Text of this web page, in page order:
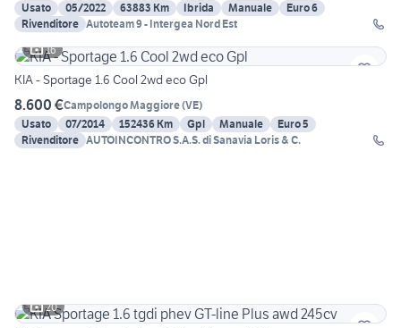
Usato
05/2022 63883 Km Ibrida Manuale
Euro 6
Rivenditore Autoteam 9 - Intergea Nord Est
16
KIA - Sportage 1.6 Cool 2wd eco Gpl
8.600 €Campolongo Maggiore(VE)
Usato
07/2014 152436 Km Gpl Manuale
Euro 5
Rivenditore AUTOINCONTRO S.A.S. di Sanavia Loris & C.
20